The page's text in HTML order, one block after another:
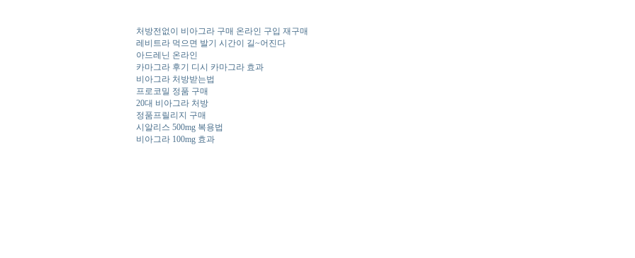
처방전없이 비아그라 구매 온라인 구입 재구매
레비트라 먹으면 발기 시간이 길~어진다
아드레닌 온라인
카마그라 후기 디시 카마그라 효과
비아그라 처방받는법
프로코밀 정품 구매
20대 비아그라 처방
정품프릴리지 구매
시알리스 500mg 복용법
비아그라 100mg 효과